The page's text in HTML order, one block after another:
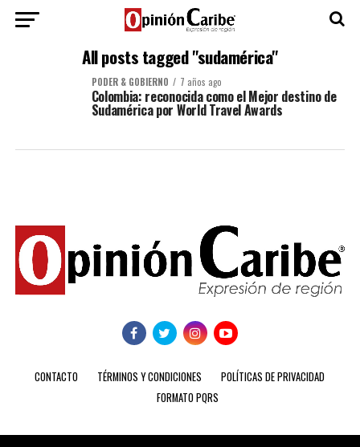
All posts tagged "sudamérica"
PODER & GOBIERNO 7 años ago
Colombia: reconocida como el Mejor destino de
Sudamérica por World Travel Awards
CONTACTO TÉRMINOS Y CONDICIONES
POLÍTICAS DE PRIVACIDAD
FORMATO PQRS